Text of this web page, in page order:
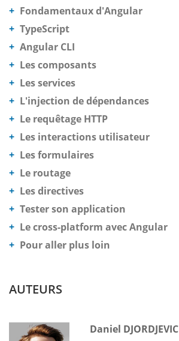
Fondamentaux d'Angular
TypeScript
Angular CLI
Les composants
Les services
L'injection de dépendances
Le requêtage HTTP
Les interactions utilisateur
Les formulaires
Le routage
Les directives
Tester son application
Le cross-platform avec Angular
Pour aller plus loin
AUTEURS
Daniel DJORDJEVIC